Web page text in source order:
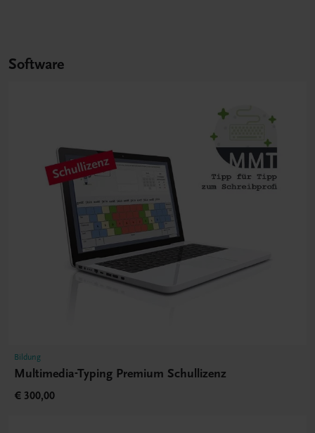
Software
Bildung
Multimedia-Typing Premium Schullizenz
€ 300,00